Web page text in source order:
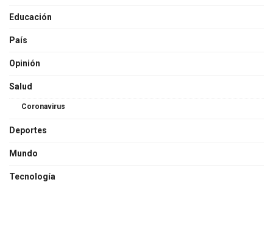
Educación
País
Opinión
Salud
Coronavirus
Deportes
Mundo
Tecnología